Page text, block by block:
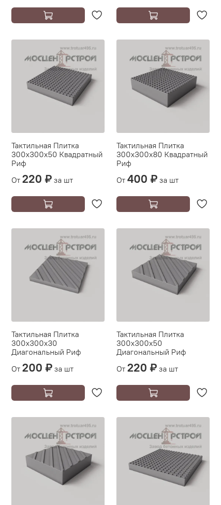
Тактильная Плитка
300х300х50 Квадратный
Риф
От 220 ₽ за шт
Тактильная Плитка
300х300х80 Квадратный
Риф
От 400 ₽ за шт
Тактильная Плитка
300х300х30
Диагональный Риф
От 200 ₽ за шт
Тактильная Плитка
300х300х50
Диагональный Риф
От 220 ₽ за шт